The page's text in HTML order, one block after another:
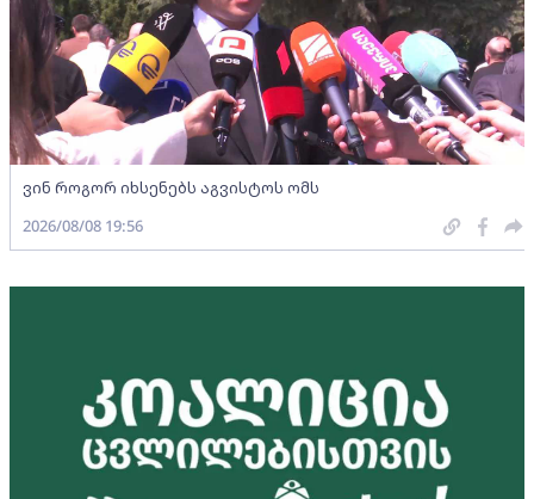
ვინ როგორ იხსენებს აგვისტოს ომს
2026/08/08 19:56